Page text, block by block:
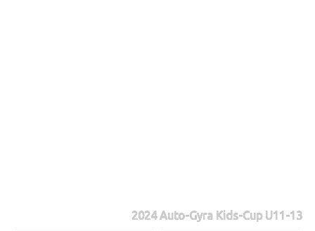
2024 Auto-Gyra Kids-Cup U11-13